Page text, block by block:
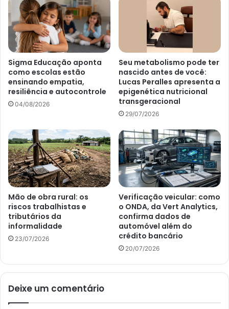
Sigma Educação aponta
como escolas estão
ensinando empatia,
resiliência e autocontrole
04/08/2026
Seu metabolismo pode ter
nascido antes de você:
Lucas Peralles apresenta a
epigenética nutricional
transgeracional
29/07/2026
Mão de obra rural: os
riscos trabalhistas e
tributários da
informalidade
23/07/2026
Verificação veicular: como
o ONDA, da Vert Analytics,
confirma dados de
automóvel além do
crédito bancário
20/07/2026
Deixe um comentário